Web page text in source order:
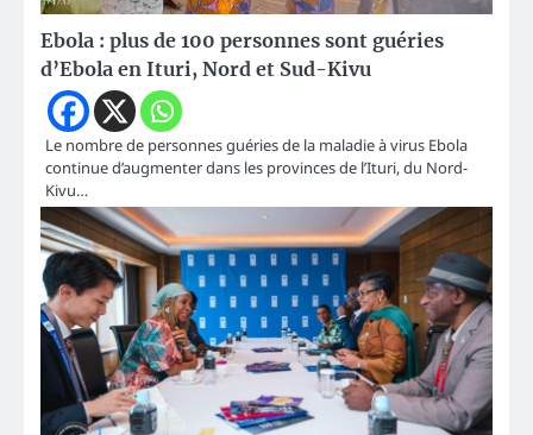
Ebola : plus de 100 personnes sont guéries
d’Ebola en Ituri, Nord et Sud-Kivu
Le nombre de personnes guéries de la maladie à virus Ebola
continue d’augmenter dans les provinces de l’Ituri, du Nord-
Kivu…